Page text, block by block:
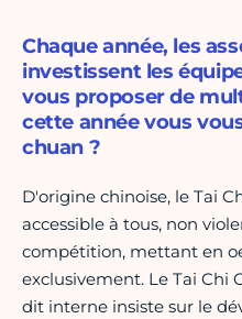
Chaque année, les
investissent les
vous proposer de
cette année vous
chuan ?
D'origine chinoise, le Tai
accessible à tous, non
compétition, mettant en
exclusivement. Le Tai
dit interne insiste sur le